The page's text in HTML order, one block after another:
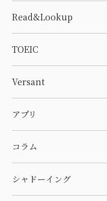
Read&Lookup
TOEIC
Versant
アプリ
コラム
シャドーイング